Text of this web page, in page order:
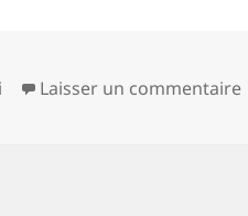
Laisser un commentaire